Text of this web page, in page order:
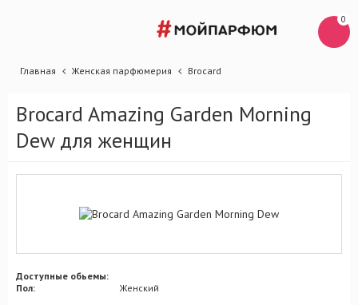
0
Главная Женская парфюмерия Brocard
Brocard Amazing Garden Morning
Dew для женщин
Доступные обьемы:
Пол:
Женский